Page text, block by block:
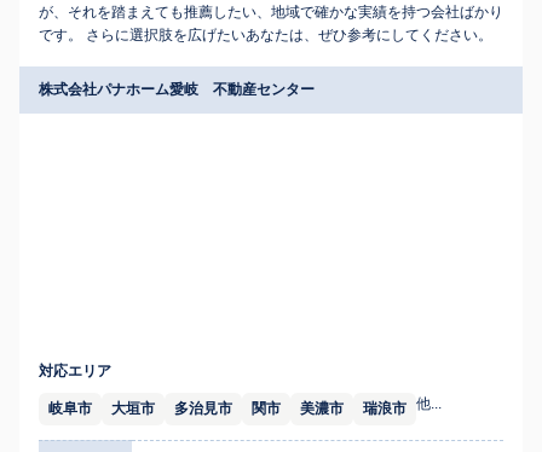
が、それを踏まえても推薦したい、地域で確かな実績を持つ会社ばかり
です。 さらに選択肢を広げたいあなたは、ぜひ参考にしてください。
株式会社パナホーム愛岐 不動産センター
対応エリア
岐阜市 大垣市 多治見市 関市 美濃市 瑞浪市 他...